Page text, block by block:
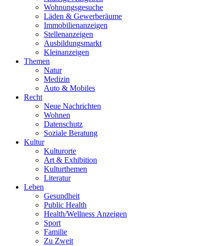
Wohnungsgesuche
Läden & Gewerberäume
Immobilienanzeigen
Stellenanzeigen
Ausbildungsmarkt
Kleinanzeigen
Themen
Natur
Medizin
Auto & Mobiles
Recht
Neue Nachrichten
Wohnen
Datenschutz
Soziale Beratung
Kultur
Kulturorte
Art & Exhibition
Kulturthemen
Literatur
Leben
Gesundheit
Public Health
Health/Wellness Anzeigen
Sport
Familie
Zu Zweit